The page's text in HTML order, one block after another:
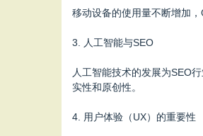
移动设备的使用量不断增加
3. 人工智能与SEO
人工智能技术的发展为SEO
实性和原创性。
4. 用户体验（UX）的重要性